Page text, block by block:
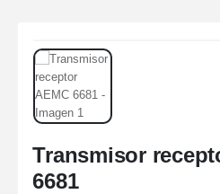
Transmisor
6681